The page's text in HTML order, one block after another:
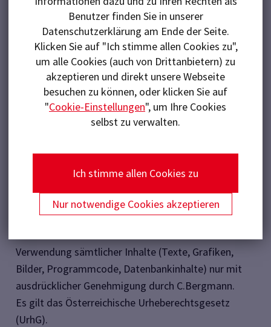
Sitz: Traun
UID: ATU22771203
FB-Gericht: Landesgericht Linz
FB-Nummer: 19193 a
vorauerfriends communications gmbh
abm Feregyhazy & Simon GmbH
Verwendung sämtlicher Inhalte (Texte, Grafiken,
Bilder, Programmcode, Datenbankinhalte) nur mit
ausdrücklicher Genehmigung durch C.Bergmann.
Es gilt das Österreichische Urheberechtsgesetz
(UrhG).
Benutzer finden Sie in unserer
Datenschutzerklärung am Ende der Seite.
Klicken Sie auf "Ich stimme allen Cookies zu",
um alle Cookies (auch von Drittanbietern) zu
akzeptieren und direkt unsere Webseite
besuchen zu können, oder klicken Sie auf
"Cookie-Einstellungen", um Ihre Cookies
selbst zu verwalten.
Ich stimme allen Cookies zu
Nur notwendige Cookies akzeptieren